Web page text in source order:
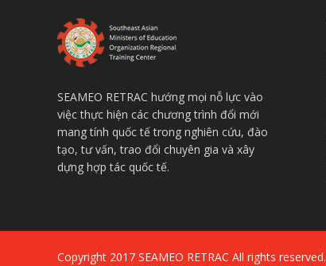
SEAMEO RETRAC hướng mọi nỗ lực vào
việc thực hiện các chương trình đổi mới
mang tính quốc tế trong nghiên cứu, đào
tạo, tư vấn, trao đổi chuyên gia và xây
dựng hợp tác quốc tế.
Copyright 2017 SEAMEO RETRAC All rights reserved.